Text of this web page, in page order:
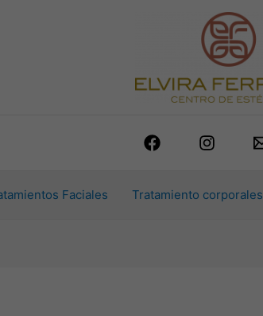
Faciales Tratamiento corporales